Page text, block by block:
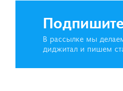
В рассылке мы
диджитал и пишем